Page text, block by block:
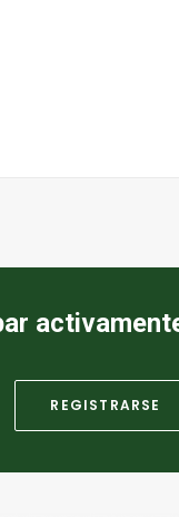
REGISTRARSE